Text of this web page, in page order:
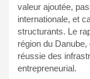
valeur ajoutée,
internationale, et
structurants. Le
région du
réussie des
entrepreneurial.